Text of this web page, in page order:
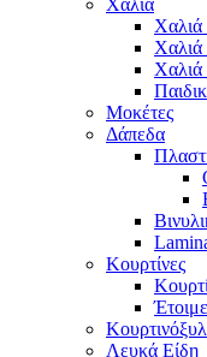
Χαλιά
Χαλιά
Μοκέτες
Δάπεδα
Κουρτίνες
Λευκά Είδη